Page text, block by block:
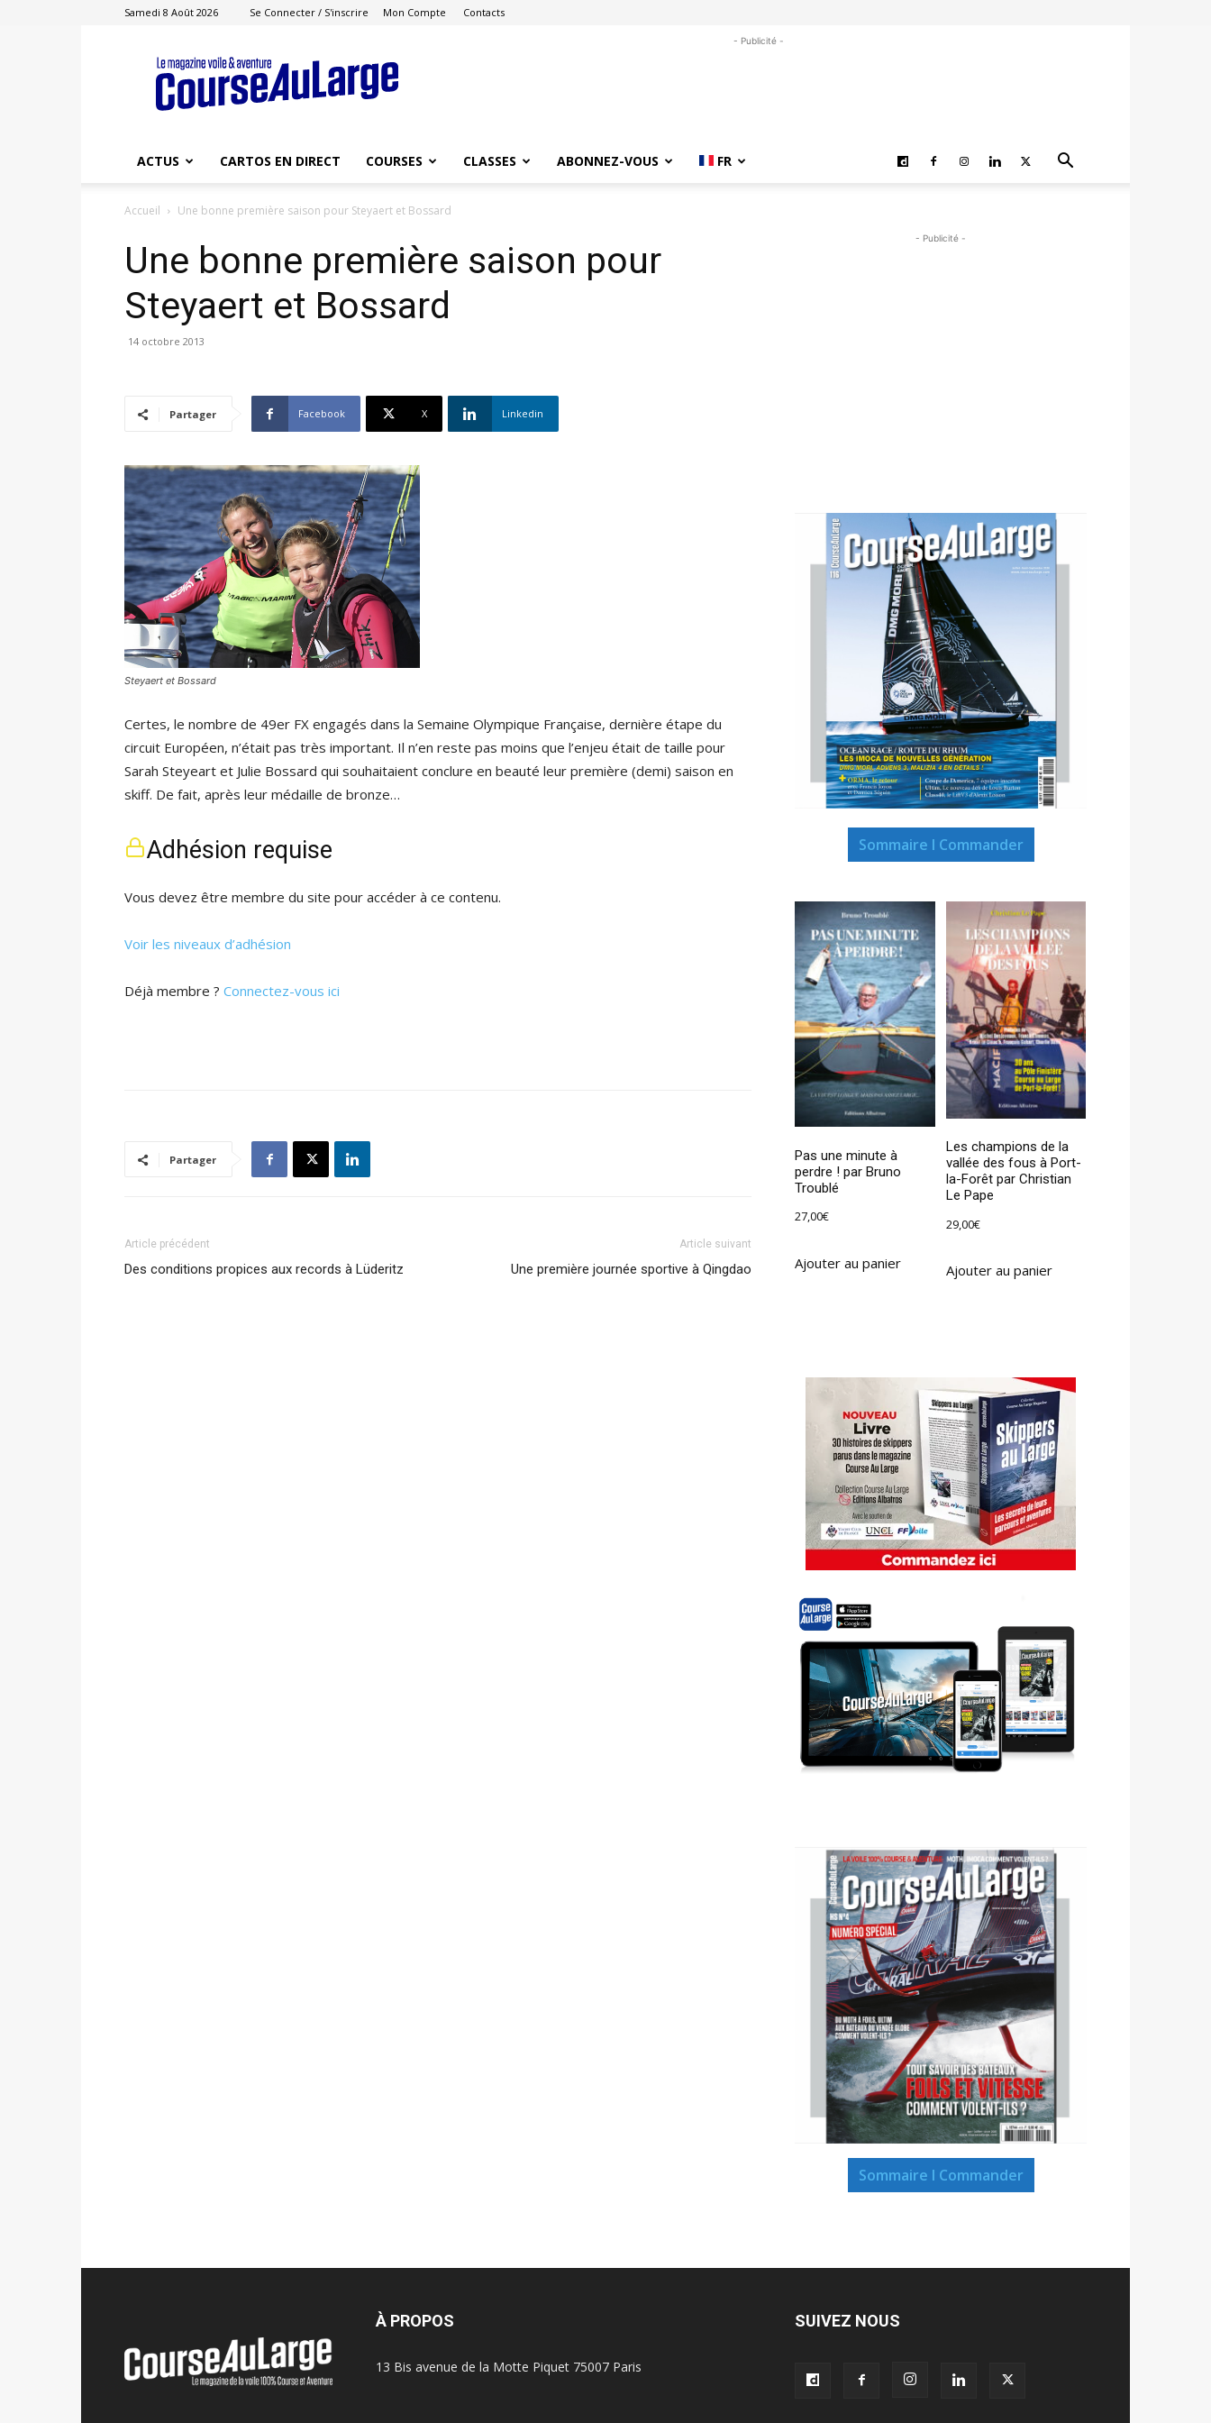
Samedi 8 Août 2026 Se Connecter / S'inscrire Mon Compte Contacts
Course
au
Large
- Publicité -
ACTUS CARTOS EN DIRECT COURSES CLASSES ABONNEZ-VOUS FR
Accueil Une bonne première saison pour Steyaert et Bossard
Une bonne première saison pour
Steyaert et Bossard
14 octobre 2013
Partager Facebook X Linkedin
Steyaert et Bossard
Certes, le nombre de 49er FX engagés dans la Semaine Olympique Française, dernière étape du
circuit Européen, n’était pas très important. Il n’en reste pas moins que l’enjeu était de taille pour
Sarah Steyeart et Julie Bossard qui souhaitaient conclure en beauté leur première (demi) saison en
skiff. De fait, après leur médaille de bronze…
Adhésion requise
Vous devez être membre du site pour accéder à ce contenu.
Voir les niveaux d’adhésion
Déjà membre ? Connectez-vous ici
Partager
Article précédent
Des conditions propices aux records à Lüderitz
Article suivant
Une première journée sportive à Qingdao
- Publicité -
Sommaire I Commander
Pas une minute à
perdre ! par Bruno
Troublé
27,00€
Ajouter au panier
Les champions de la
vallée des fous à Port-
la-Forêt par Christian
Le Pape
29,00€
Ajouter au panier
Sommaire I Commander
À PROPOS
13 Bis avenue de la Motte Piquet 75007 Paris
SUIVEZ NOUS